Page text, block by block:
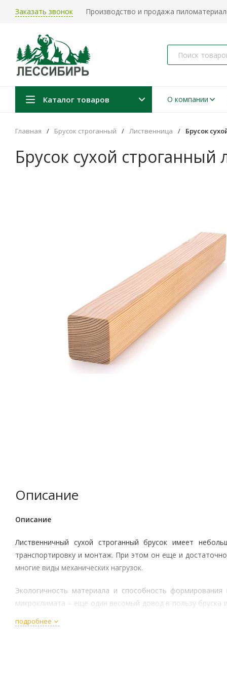
Заказать звонок Производство и продажа
Каталог товаров О компании
Главная / Брусок строганный / Лиственница / Брусок
Брусок сухой
Описание
Описание
Лиственничный сухой строганный брусок имеет
транспортировку и монтаж. При этом он еще и
многие виды механических нагрузок.
Экологичность материала и способность формирования
микроклимата – еще один весомый довод в пользу бруска
еще и доступную цену, можно рекомендовать
профессиональным и домашним мастерам.
подробнее